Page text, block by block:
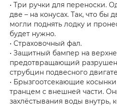
• Три ручки для переноски.
две – на конусах. Так, что бы
могли поднять лодку и
будет нужно.
• Страховочный фал.
• Защитный бампер на
предотвращающий
струбцин подвесного
• Брызгоотсекающие
транцем с внешней части.
захлёстывания воды внутрь,